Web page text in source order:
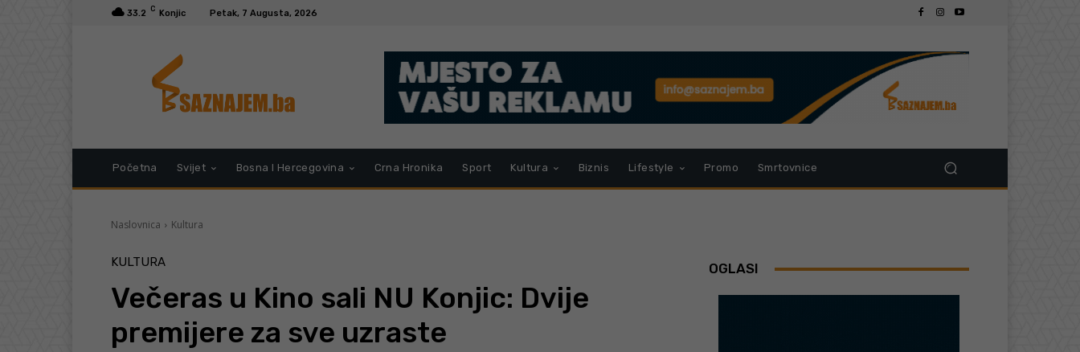
33.2 C Konjic Petak, 7 Augusta, 2026
Početna Svijet Bosna I Hercegovina Crna Hronika Sport Kultura Biznis Lifestyle Promo Smrtovnice
Naslovnica Kultura
KULTURA
Večeras u Kino sali NU Konjic: Dvije
premijere za sve uzraste
OGLASI